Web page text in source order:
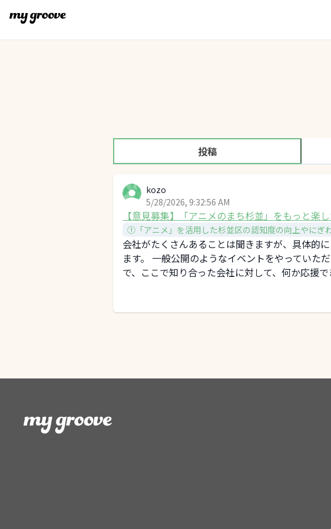
投稿
kozo
5/28/2026, 9:32:56 AM
【意見募集】「アニメのまち杉並」をもっと楽
①「アニメ」を活用した杉並区の認知度の向上やにぎ
会社がたくさんあることは聞きますが、具体的
ます。 一般公開のようなイベントをやっていた
で、ここで知り合った会社に対して、何か応援